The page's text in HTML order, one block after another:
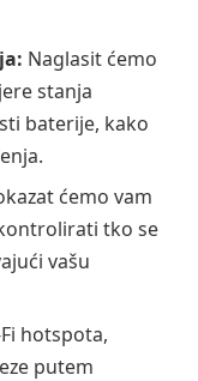
Naglasit ćemo
stanja
baterije, kako
ćemo vam
tko se
vašu
hotspota,
putem